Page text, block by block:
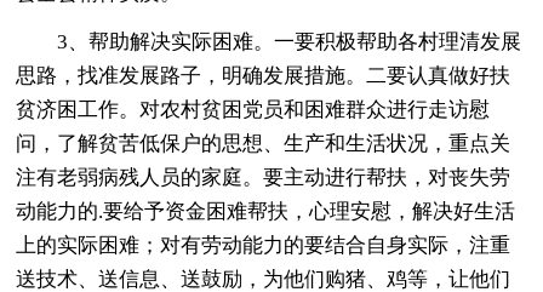
3、帮助解决实际困难。一要积极帮助各村理清发展
思路，找准发展路子，明确发展措施。二要认真做好扶
贫济困工作。对农村贫困党员和困难群众进行走访慰
问，了解贫苦低保户的思想、生产和生活状况，重点关
注有老弱病残人员的家庭。要主动进行帮扶，对丧失劳
动能力的.要给予资金困难帮扶，心理安慰，解决好生活
上的实际困难；对有劳动能力的要结合自身实际，注重
送技术、送信息、送鼓励，为他们购猪、鸡等，让他们